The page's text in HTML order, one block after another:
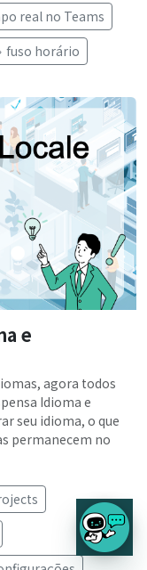
real no Teams
fuso horário
e
agora todos
Idioma e
seu idioma, o que
permanecem no